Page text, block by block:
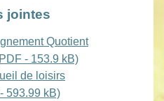
jointes
Quotient
- 153.9 kB)
de loisirs
593.99 kB)